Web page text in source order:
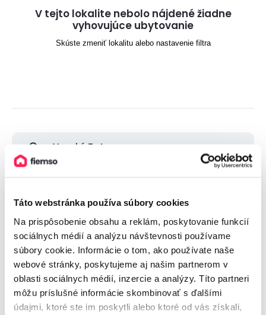
Táto webstránka používa súbory cookies
Na prispôsobenie obsahu a reklám, poskytovanie funkcií
sociálnych médií a analýzu návštevnosti používame
súbory cookie. Informácie o tom, ako používate naše
webové stránky, poskytujeme aj našim partnerom v
oblasti sociálnych médií, inzercie a analýzy. Títo partneri
môžu príslušné informácie skombinovať s ďalšími
údajmi, ktoré ste im poskytli alebo ktoré od vás získali,
V tejto lokalite nebolo nájdené žiadne
vyhovujúce ubytovanie
Skúste zmeniť lokalitu alebo nastavenie filtra
Vysoké Tatry
Malá Fatra
Veľká Fatra
Orava